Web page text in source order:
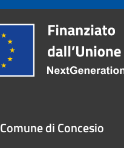
Comune di Concesio